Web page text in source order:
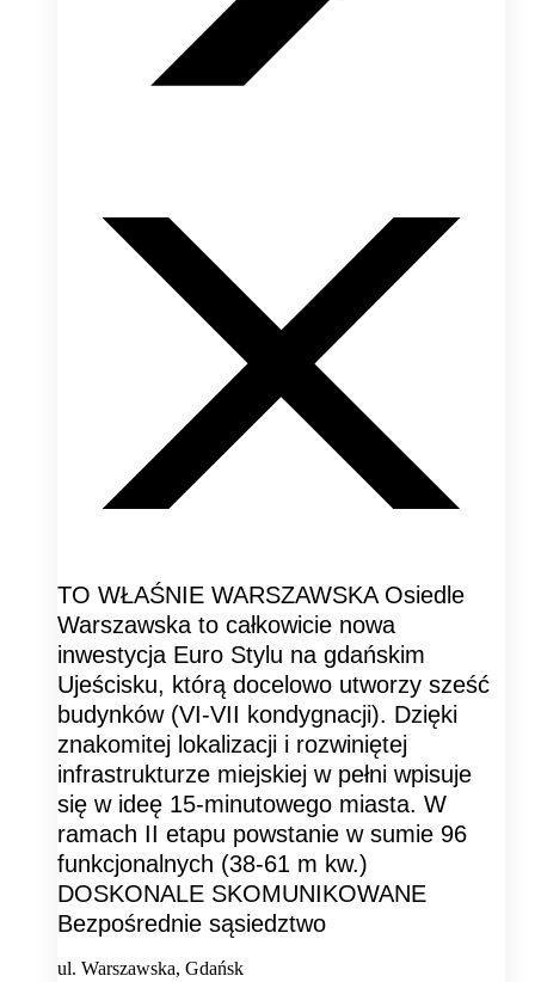
TO WŁAŚNIE WARSZAWSKA Osiedle
Warszawska to całkowicie nowa
inwestycja Euro Stylu na gdańskim
Ujeścisku, którą docelowo utworzy sześć
budynków (VI-VII kondygnacji). Dzięki
znakomitej lokalizacji i rozwiniętej
infrastrukturze miejskiej w pełni wpisuje
się w ideę 15-minutowego miasta. W
ramach II etapu powstanie w sumie 96
funkcjonalnych (38-61 m kw.)
DOSKONALE SKOMUNIKOWANE
Bezpośrednie sąsiedztwo
ul. Warszawska, Gdańsk